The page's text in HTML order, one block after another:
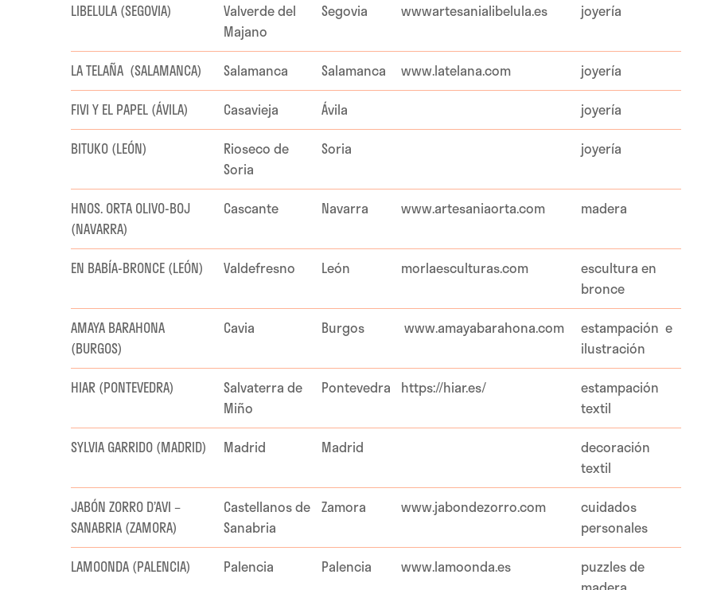
LIBELULA (SEGOVIA)
Valverde del
Majano
Segovia wwwartesanialibelula.es joyería
LA TELAÑA (SALAMANCA) Salamanca Salamanca www.latelana.com
joyería
FIVI Y EL PAPEL (ÁVILA)
Casavieja Ávila
joyería
BITUKO (LEÓN)
Rioseco de
Soria
Soria joyería
HNOS. ORTA OLIVO-BOJ
(NAVARRA)
Cascante Navarra www.artesaniaorta.com madera
EN BABÍA-BRONCE (LEÓN) Valdefresno León morlaesculturas.com
escultura en
bronce
AMAYA BARAHONA
(BURGOS)
Cavia Burgos www.amayabarahona.com
estampación e
ilustración
HIAR (PONTEVEDRA)
Salvaterra de
Miño
Pontevedra https://hiar.es/
estampación
textil
SYLVIA GARRIDO (MADRID)
Madrid Madrid
decoración
textil
JABÓN ZORRO D’AVI –
SANABRIA (ZAMORA)
Castellanos de
Sanabria
Zamora www.jabondezorro.com
cuidados
personales
LAMOONDA (PALENCIA)
Palencia Palencia www.lamoonda.es
puzzles de